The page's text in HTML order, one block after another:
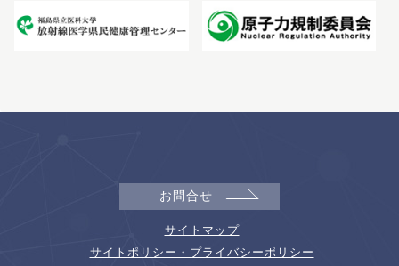
お問合せ
サイトマップ
サイトポリシー・プライバシーポリシー